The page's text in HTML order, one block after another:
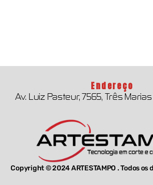
Endereço
Av. Luiz Pasteur, 7565, Três
Copyright © 2024 ARTESTAMPO . Todos os